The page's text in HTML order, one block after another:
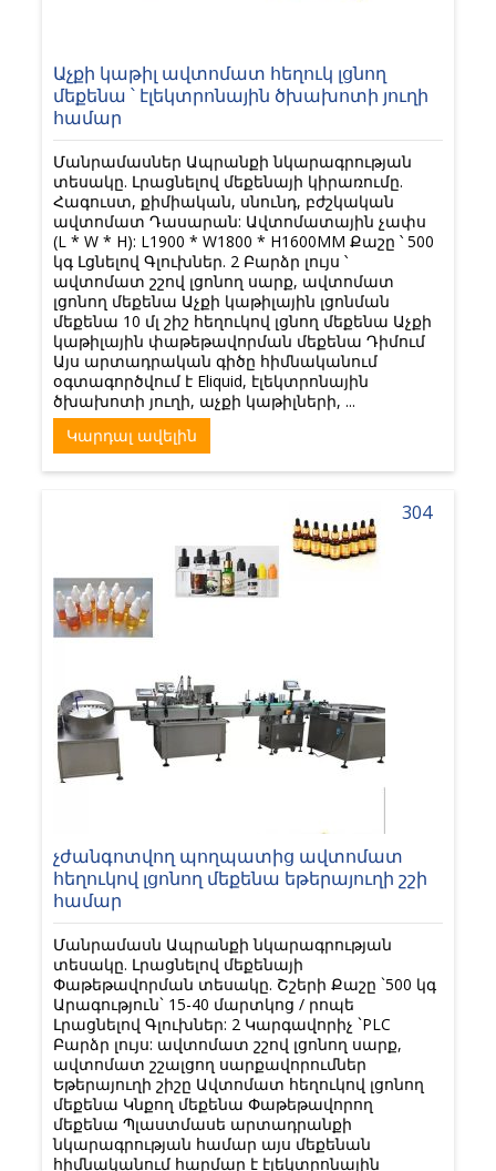
Աչքի կաթիլ ավտոմատ հեղուկ լցնող
մեքենա ՝ էլեկտրոնային ծխախոտի յուղի
համար
Մանրամասներ Ապրանքի նկարագրության
տեսակը. Լրացնելով մեքենայի կիրառումը.
Հագուստ, քիմիական, սնունդ, բժշկական
ավտոմատ Դասարան: Ավտոմատային չափս
(L * W * H): L1900 * W1800 * H1600MM Քաշը ՝ 500
կգ Լցնելով Գլուխներ. 2 Բարձր լույս ՝
ավտոմատ շշով լցոնող սարք, ավտոմատ
լցոնող մեքենա Աչքի կաթիլային լցոնման
մեքենա 10 մլ շիշ հեղուկով լցնող մեքենա Աչքի
կաթիլային փաթեթավորման մեքենա Դիմում
Այս արտադրական գիծը հիմնականում
օգտագործվում է Eliquid, էլեկտրոնային
ծխախոտի յուղի, աչքի կաթիլների, ...
Կարդալ ավելին
304
չժանգոտվող պողպատից ավտոմատ
հեղուկով լցոնող մեքենա եթերայուղի շշի
համար
Մանրամասն Ապրանքի նկարագրության
տեսակը. Լրացնելով մեքենայի
Փաթեթավորման տեսակը. Շշերի Քաշը `500 կգ
Արագություն` 15-40 մարտկոց / րոպե
Լրացնելով Գլուխներ: 2 Կարգավորիչ `PLC
Բարձր լույս: ավտոմատ շշով լցոնող սարք,
ավտոմատ շշալցող սարքավորումներ
Եթերայուղի շիշը Ավտոմատ հեղուկով լցոնող
մեքենա Կնքող մեքենա Փաթեթավորող
մեքենա Պլաստմասե արտադրանքի
նկարագրության համար այս մեքենան
հիմնականում հարմար է էլեկտրոնային